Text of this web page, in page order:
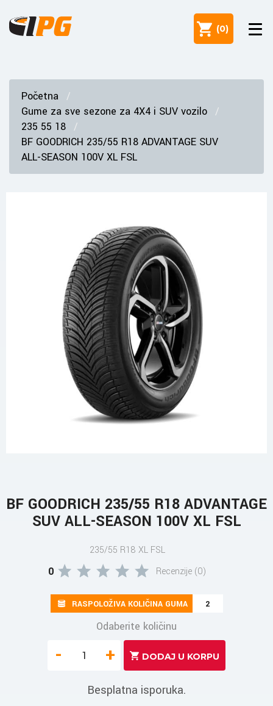
(0)
Početna
Gume za sve sezone za 4X4 i SUV vozilo
235 55 18
BF GOODRICH 235/55 R18 ADVANTAGE SUV
ALL-SEASON 100V XL FSL
BF GOODRICH 235/55 R18 ADVANTAGE
SUV ALL-SEASON 100V XL FSL
235/55 R18 XL FSL
0 Recenzije (0)
RASPOLOŽIVA KOLIČINA GUMA 2
Odaberite količinu
- +
Besplatna isporuka.